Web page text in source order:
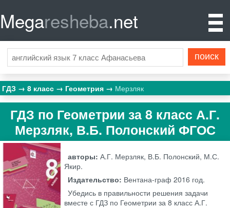
Megaresheba.net
ГДЗ 8 класс Геометрия Мерзляк
ГДЗ по Геометрии за 8 класс А.Г.
Мерзляк, В.Б. Полонский ФГОС
авторы:А.Г. Мерзляк, В.Б. Полонский, М.С.
Якир.
Издательство: Вентана-граф 2016 год.
Убедись в правильности решения задачи
вместе с ГДЗ по Геометрии за 8 класс А.Г.